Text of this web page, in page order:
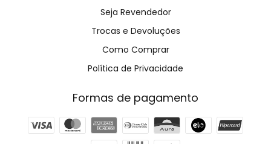
Seja Revendedor
Trocas e Devoluções
Como Comprar
Política de Privacidade
Formas de pagamento